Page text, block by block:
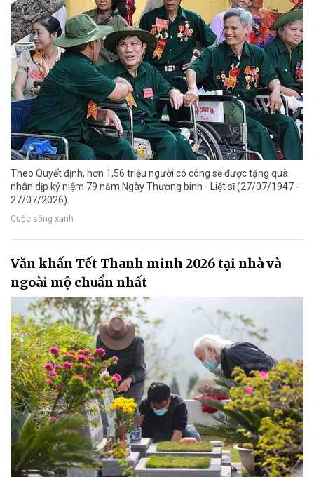
Theo Quyết định, hơn 1,56 triệu người có công sẽ được tặng quà
nhân dịp kỷ niệm 79 năm Ngày Thương binh - Liệt sĩ (27/07/1947 -
27/07/2026).
Cuộc sống xanh
Văn khấn Tết Thanh minh 2026 tại nhà và
ngoài mộ chuẩn nhất